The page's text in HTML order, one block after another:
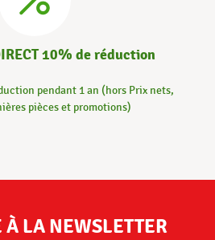
10% de réduction
pendant 1 an (hors Prix nets,
pièces et promotions)
LA NEWSLETTER